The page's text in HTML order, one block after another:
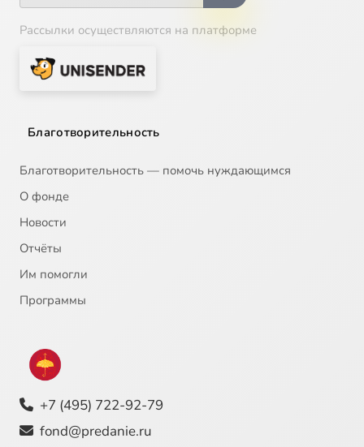
Рассылки осуществляются на платформе
Благотворительность
Благотворительность — помочь нуждающимся
О фонде
Новости
Отчёты
Им помогли
Программы
+7 (495) 722-92-79
fond@predanie.ru